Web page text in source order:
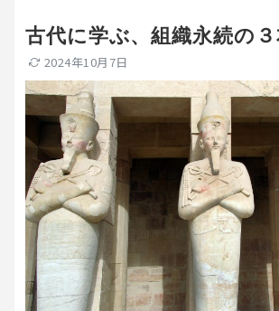
古代に学ぶ、組織永続の
2024年10月7日